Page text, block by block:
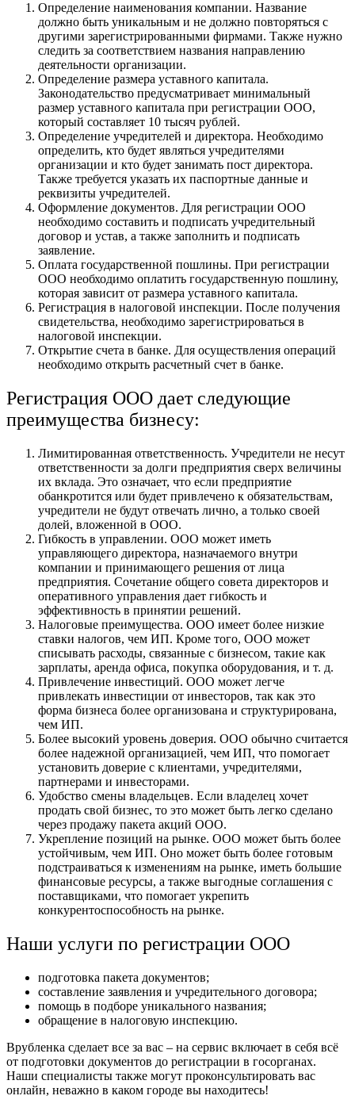
Определение наименования компании. Название
должно быть уникальным и не должно повторяться с
другими зарегистрированными фирмами. Также нужно
следить за соответствием названия направлению
деятельности организации.
Определение размера уставного капитала.
Законодательство предусматривает минимальный
размер уставного капитала при регистрации ООО,
который составляет 10 тысяч рублей.
Определение учредителей и директора. Необходимо
определить, кто будет являться учредителями
организации и кто будет занимать пост директора.
Также требуется указать их паспортные данные и
реквизиты учредителей.
Оформление документов. Для регистрации ООО
необходимо составить и подписать учредительный
договор и устав, а также заполнить и подписать
заявление.
Оплата государственной пошлины. При регистрации
ООО необходимо оплатить государственную пошлину,
которая зависит от размера уставного капитала.
Регистрация в налоговой инспекции. После получения
свидетельства, необходимо зарегистрироваться в
налоговой инспекции.
Открытие счета в банке. Для осуществления операций
необходимо открыть расчетный счет в банке.
Регистрация ООО дает следующие
преимущества бизнесу:
Лимитированная ответственность. Учредители не несут
ответственности за долги предприятия сверх величины
их вклада. Это означает, что если предприятие
обанкротится или будет привлечено к обязательствам,
учредители не будут отвечать лично, а только своей
долей, вложенной в ООО.
Гибкость в управлении. ООО может иметь
управляющего директора, назначаемого внутри
компании и принимающего решения от лица
предприятия. Сочетание общего совета директоров и
оперативного управления дает гибкость и
эффективность в принятии решений.
Налоговые преимущества. ООО имеет более низкие
ставки налогов, чем ИП. Кроме того, ООО может
списывать расходы, связанные с бизнесом, такие как
зарплаты, аренда офиса, покупка оборудования, и т. д.
Привлечение инвестиций. ООО может легче
привлекать инвестиции от инвесторов, так как это
форма бизнеса более организована и структурирована,
чем ИП.
Более высокий уровень доверия. ООО обычно считается
более надежной организацией, чем ИП, что помогает
установить доверие с клиентами, учредителями,
партнерами и инвесторами.
Удобство смены владельцев. Если владелец хочет
продать свой бизнес, то это может быть легко сделано
через продажу пакета акций ООО.
Укрепление позиций на рынке. ООО может быть более
устойчивым, чем ИП. Оно может быть более готовым
подстраиваться к изменениям на рынке, иметь большие
финансовые ресурсы, а также выгодные соглашения с
поставщиками, что помогает укрепить
конкурентоспособность на рынке.
Наши услуги по регистрации ООО
подготовка пакета документов;
составление заявления и учредительного договора;
помощь в подборе уникального названия;
обращение в налоговую инспекцию.
Врубленка сделает все за вас – на сервис включает в себя всё
от подготовки документов до регистрации в госорганах.
Наши специалисты также могут проконсультировать вас
онлайн, неважно в каком городе вы находитесь!